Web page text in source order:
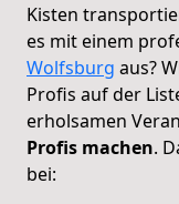
Kisten
es mit einem
Wolfsburg aus?
Profis auf der
erholsamen
Profis machen.
bei: